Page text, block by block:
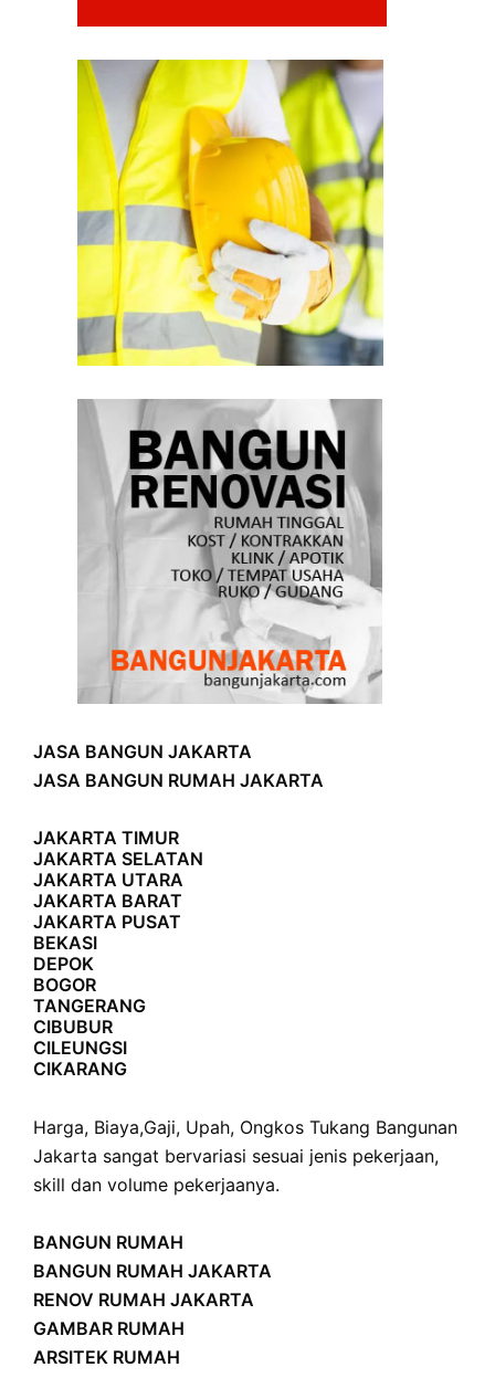
JASA BANGUN JAKARTA
JASA BANGUN RUMAH JAKARTA
JAKARTA TIMUR
JAKARTA SELATAN
JAKARTA UTARA
JAKARTA BARAT
JAKARTA PUSAT
BEKASI
DEPOK
BOGOR
TANGERANG
CIBUBUR
CILEUNGSI
CIKARANG
Harga, Biaya,Gaji, Upah, Ongkos Tukang Bangunan
Jakarta sangat bervariasi sesuai jenis pekerjaan,
skill dan volume pekerjaanya.
BANGUN RUMAH
BANGUN RUMAH JAKARTA
RENOV RUMAH JAKARTA
GAMBAR RUMAH
ARSITEK RUMAH